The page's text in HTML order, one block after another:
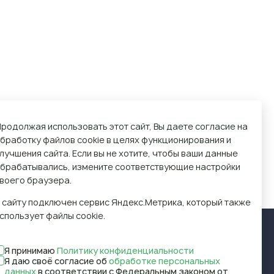
использовать этот сайт, Вы даете согласие на
файлов cookie в целях функционирования и
сайта. Если вы не хотите, чтобы ваши данные
измените соответствующие настройки
браузера.
сайту подключен сервис Яндекс.Метрика, который также
файлы cookie.
Я принимаю Политику конфиденциальности
Я даю своё согласие об обработке персональных
данныхв соответствии с Федеральным законом от